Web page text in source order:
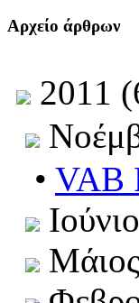
Αρχείο άρθρων
2011
• VAB